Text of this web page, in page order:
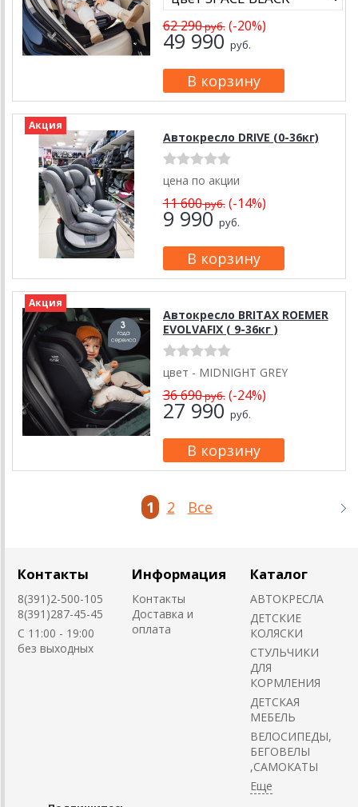
62 290руб.(-20%)
49 990руб.
Акция
Автокресло DRIVE (0-36кг)
цена по акции
11 600руб.(-14%)
9 990 руб.
Акция
Автокресло BRITAX ROEMER
EVOLVAFIX ( 9-36кг )
цвет - MIDNIGHT GREY
36 690руб.(-24%)
27 990руб.
1 2 Все
Контакты
8(391)2-500-105
8(391)287-45-45
C 11:00 - 19:00
без выходных
Информация
Контакты
Доставка и
оплата
Каталог
АВТОКРЕСЛА
ДЕТСКИЕ
КОЛЯСКИ
CТУЛЬЧИКИ
ДЛЯ
КОРМЛЕНИЯ
ДЕТСКАЯ
МЕБЕЛЬ
ВЕЛОСИПЕДЫ,
БЕГОВЕЛЫ
,САМОКАТЫ